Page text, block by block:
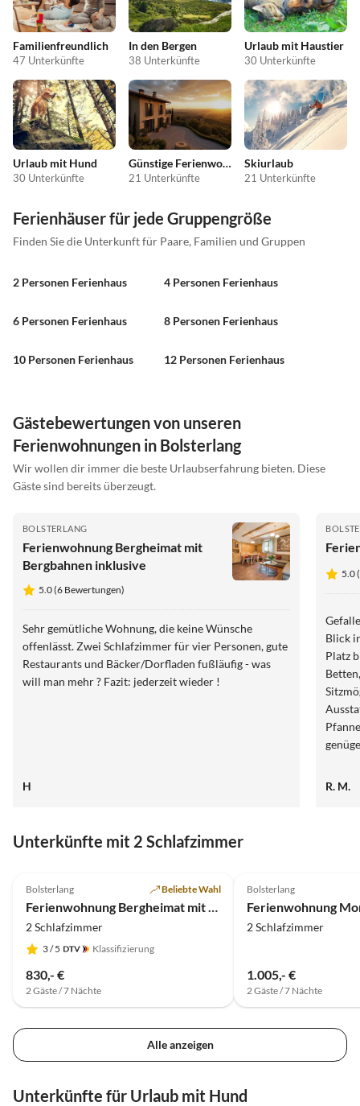
Familienfreundlich
47 Unterkünfte
In den Bergen
38 Unterkünfte
Urlaub mit Haustier
30 Unterkünfte
Urlaub mit Hund
30 Unterkünfte
Günstige Ferienwohnungen
21 Unterkünfte
Skiurlaub
21 Unterkünfte
Ferienhäuser für jede Gruppengröße
Finden Sie die Unterkunft für Paare, Familien und Gruppen
2 Personen Ferienhaus 4 Personen Ferienhaus
6 Personen Ferienhaus 8 Personen Ferienhaus
10 Personen Ferienhaus 12 Personen Ferienhaus
Gästebewertungen von unseren
Ferienwohnungen in Bolsterlang
Wir wollen dir immer die beste Urlaubserfahrung bieten. Diese
Gäste sind bereits überzeugt.
BOLSTERLANG
Ferienwohnung Bergheimat mit
Bergbahnen inklusive
5.0 (6 Bewertungen)
Sehr gemütliche Wohnung, die keine Wünsche
offenlässt. Zwei Schlafzimmer für vier Personen, gute
Restaurants und Bäcker/Dorfladen fußläufig - was
will man mehr ? Fazit: jederzeit wieder !
H
5.0
Gefallen hat/
Blick
Platz
Jacken - die Spielscheune mit
R. M.
Unterkünfte mit 2 Schlafzimmer
Bolsterlang Beliebte Wahl
Ferienwohnung Bergheimat mit Bergbahnen inklusive
2 Schlafzimmer
3/ 5 Klassifizierung
830,- €
2 Gäste / 7 Nächte
Bolsterlang
2 Schlafzimmer
1.005,- €
2 Gäste / 7 Nächte
Alle anzeigen
Unterkünfte für Urlaub mit Hund